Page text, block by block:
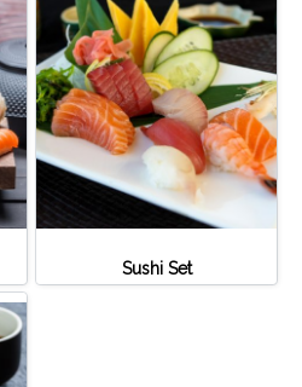
Sushi Set